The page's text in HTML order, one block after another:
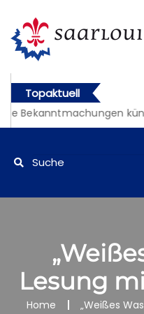
Topaktuell
Bekanntmachungen
Lesung
Home „Weißes